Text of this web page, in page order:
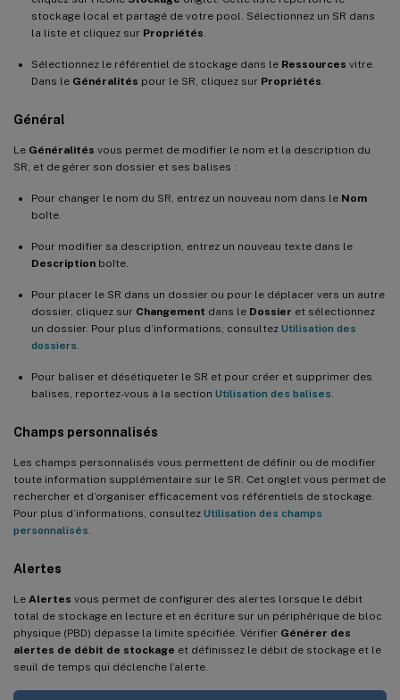
stockage local et partagé de votre pool. Sélectionnez un SR dans
la liste et cliquez sur Propriétés
Sélectionnez le référentiel de stockage dans le Ressources vitre.
Dans le Généralités pour le SR, cliquez sur Propriétés
Général
Le Généralités vous permet de modifier le nom et la description du
SR, et de gérer son dossier et ses balises :
Pour changer le nom du SR, entrez un nouveau nom dans le Nom
boîte.
Pour modifier sa description, entrez un nouveau texte dans le
Description boîte.
Pour placer le SR dans un dossier ou pour le déplacer vers un autre
dossier, cliquez sur Changement dans le Dossier et sélectionnez
un dossier. Pour plus d’informations, consultez Utilisation des
dossiers
Pour baliser et désétiqueter le SR et pour créer et supprimer des
balises, reportez-vous à la section Utilisation des balises
Champs personnalisés
Les champs personnalisés vous permettent de définir ou de modifier
toute information supplémentaire sur le SR. Cet onglet vous permet de
rechercher et d’organiser efficacement vos référentiels de stockage.
Pour plus d’informations, consultez Utilisation des champs
personnalisés
Alertes
Le Alertes vous permet de configurer des alertes lorsque le débit
total de stockage en lecture et en écriture sur un périphérique de bloc
physique (PBD) dépasse la limite spécifiée. Vérifier Générer des
alertes de débit de stockage et définissez le débit de stockage et le
seuil de temps qui déclenche l’alerte.